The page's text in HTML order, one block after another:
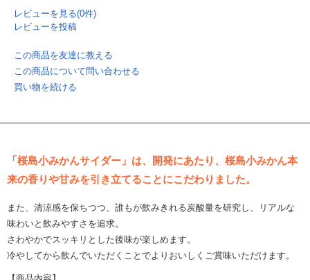
レビューを見る(0件)
レビューを投稿
この商品を友達に教える
この商品について問い合わせる
買い物を続ける
「桜島小みかんサイダー」は、開発にあたり、桜島小みかん本
来の香りや甘みを引き立てることにこだわりました。
また、清涼感を保ちつつ、誰もが飲みきれる炭酸量を研究し、リアルな
味わいと飲みやすさを追求。
さわやかでスッキリとした後味が楽しめます。
冷やしてから飲んでいただくことでよりおいしくご賞味いただけます。